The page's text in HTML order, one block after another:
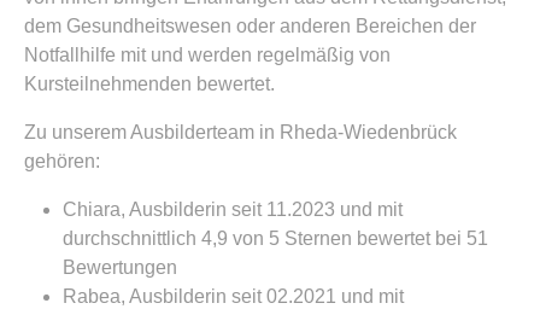
dem Gesundheitswesen oder anderen Bereichen der
Notfallhilfe mit und werden regelmäßig von
Kursteilnehmenden bewertet.
Zu unserem Ausbilderteam in Rheda-Wiedenbrück
gehören:
Chiara, Ausbilderin seit 11.2023 und mit
durchschnittlich 4,9 von 5 Sternen bewertet bei 51
Bewertungen
Rabea, Ausbilderin seit 02.2021 und mit